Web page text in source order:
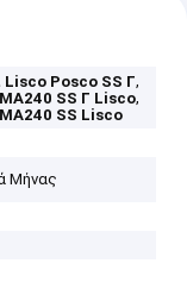
Lisco Posco SS Γ,
SS Γ Lisco,
SS Lisco
Μήνας